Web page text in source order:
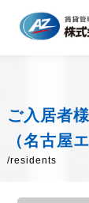
ご入居者
（名古屋
/residents